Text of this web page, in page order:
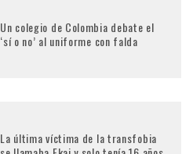
Un colegio de Colombia debate el
‘sí o no’ al uniforme con falda
La última víctima de la transfobia